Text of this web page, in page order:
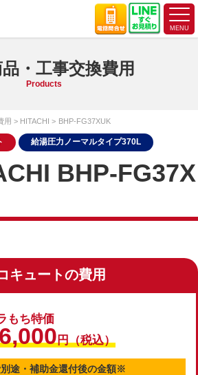
・工事交換費用
Products
用 HITACHI BHP-FG37XUK
給湯圧力ノーマルタイプ370L
BHP-FG37X
キュートの費用
もち特価
円（税込）
途・補助金還付後の金額※